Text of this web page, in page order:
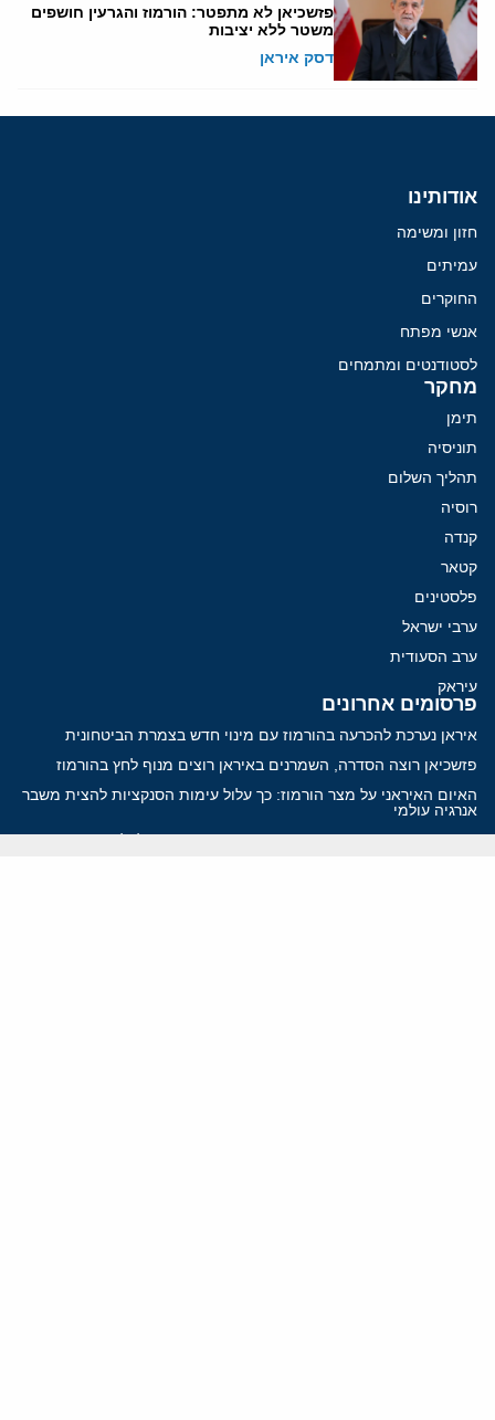
פזשכיאן לא מתפטר: הורמוז והגרעין חושפים
משטר ללא יציבות
דסק איראן
אודותינו
חזון ומשימה
עמיתים
החוקרים
אנשי מפתח
לסטודנטים ומתמחים
מחקר
תימן
תוניסיה
תהליך השלום
רוסיה
קנדה
קטאר
פלסטינים
ערבי ישראל
ערב הסעודית
עיראק
פרסומים אחרונים
איראן נערכת להכרעה בהורמוז עם מינוי חדש בצמרת הביטחונית
פזשכיאן רוצה הסדרה, השמרנים באיראן רוצים מנוף לחץ בהורמוז
האיום האיראני על מצר הורמוז: כך עלול עימות הסנקציות להצית משבר
אנרגיה עולמי
איראן מסמנת התקדמות בהורמוז, הקיצונים מנסים לבלום